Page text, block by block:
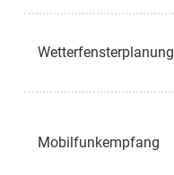
Wetterfensterplanung
Mobilfunkempfang